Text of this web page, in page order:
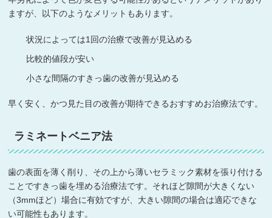
ますが、以下のようなメリットもあります。
状況によっては1回の治療で改善が見込める
比較的値段が安い
小さな間隔のすきっ歯の改善が見込める
早く安く、かつ見た目の改善が期待できるおすすめお治療法です。
ラミネートベニア法
歯の表面を薄く削り、その上から薄いセラミック素材を張り付ける
ことですきっ歯を埋める治療法です。それほど隙間が大きくない
（3mmほど）場合に有効ですが、大きい隙間の場合は適応できな
い可能性もあります。